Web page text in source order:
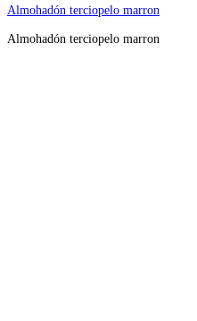
Almohadón terciopelo marron
Almohadón terciopelo marron